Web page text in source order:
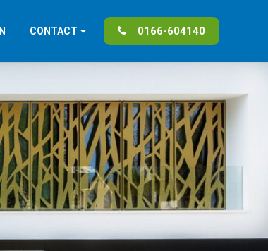
CONTACT 0166-604140